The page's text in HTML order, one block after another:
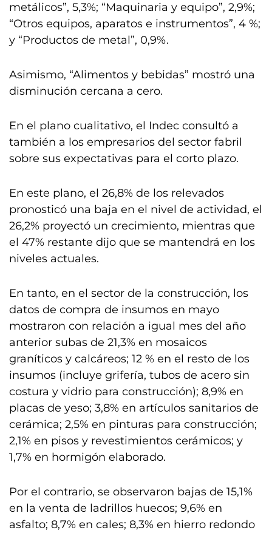
metálicos”, 5,3%; “Maquinaria y equipo”, 2,9%;
“Otros equipos, aparatos e instrumentos”, 4 %;
y “Productos de metal”, 0,9%.
Asimismo, “Alimentos y bebidas” mostró una
disminución cercana a cero.
En el plano cualitativo, el Indec consultó a
también a los empresarios del sector fabril
sobre sus expectativas para el corto plazo.
En este plano, el 26,8% de los relevados
pronosticó una baja en el nivel de actividad, el
26,2% proyectó un crecimiento, mientras que
el 47% restante dijo que se mantendrá en los
niveles actuales.
En tanto, en el sector de la construcción, los
datos de compra de insumos en mayo
mostraron con relación a igual mes del año
anterior subas de 21,3% en mosaicos
graníticos y calcáreos; 12 % en el resto de los
insumos (incluye grifería, tubos de acero sin
costura y vidrio para construcción); 8,9% en
placas de yeso; 3,8% en artículos sanitarios de
cerámica; 2,5% en pinturas para construcción;
2,1% en pisos y revestimientos cerámicos; y
1,7% en hormigón elaborado.
Por el contrario, se observaron bajas de 15,1%
en la venta de ladrillos huecos; 9,6% en
asfalto; 8,7% en cales; 8,3% en hierro redondo